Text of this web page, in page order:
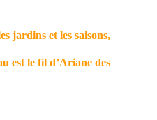
jardins et les saisons,
est le fil d’Ariane des